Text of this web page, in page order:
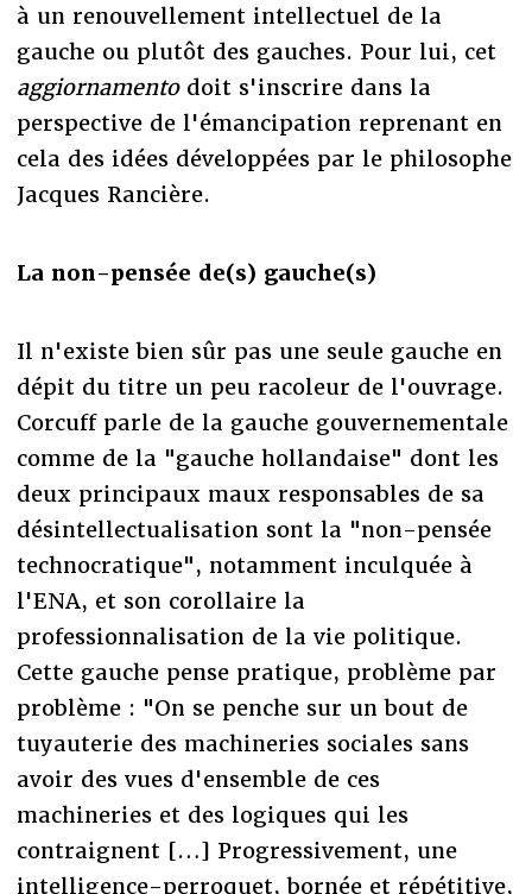
à un renouvellement intellectuel de la
gauche ou plutôt des gauches. Pour lui, cet
aggiornamentodoit s'inscrire dans la
perspective de l'émancipation reprenant en
cela des idées développées par le philosophe
Jacques Rancière.
La non-pensée de(s) gauche(s)
Il n'existe bien sûr pas une seule gauche en
dépit du titre un peu racoleur de l'ouvrage.
Corcuff parle de la gauche gouvernementale
comme de la "gauche hollandaise" dont les
deux principaux maux responsables de sa
désintellectualisation sont la "non-pensée
technocratique", notamment inculquée à
l'ENA, et son corollaire la
professionnalisation de la vie politique.
Cette gauche pense pratique, problème par
problème : "On se penche sur un bout de
tuyauterie des machineries sociales sans
avoir des vues d'ensemble de ces
machineries et des logiques qui les
contraignent […] Progressivement, une
intelligence-perroquet, bornée et répétitive,